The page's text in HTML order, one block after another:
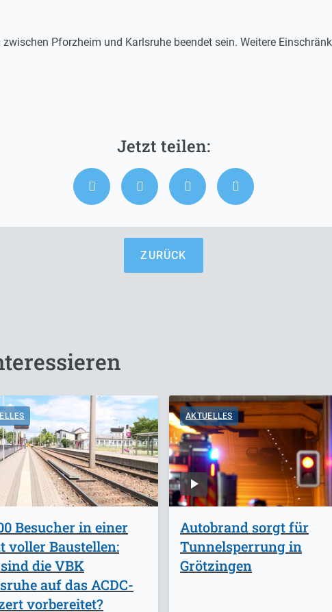
Pforzheim und Karlsruhe beendet sein. Weitere
ZURÜCK
Besucher in einer
voller Baustellen:
die VBK
auf das ACDC-
vorbereitet?
AKTUELLES
Autobrand sorgt für
Tunnelsperrung in
Grötzingen